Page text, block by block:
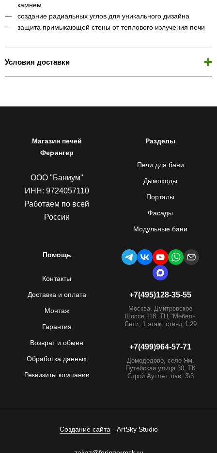
камнем
создание радиальных углов для уникального дизайна
защита примыкающей стены от теплового излучения печи
Условия доставки
Магазин печей
Ферингер
ООО "Баниум"
ИНН: 9724057110
Работаем по всей
России
Разделы
Печи для бани
Дымоходы
Порталы
Фасады
Модульные бани
Помощь
Контакты
Доставка и оплата
Монтаж
Гарантия
Возврат и обмен
Обработка данных
Реквизиты компании
+7(495)128-35-55
Москва, Дмитровское
Шоссе 118, ТЦ "Мебель
Сити, 1 этаж, стенд 1.29
+7(499)964-57-71
Домодедово, село Ям,
Путейская улица 30, ТК
Строй Аутлет, пав. 3\3
Создание сайта - ArtSky Studio